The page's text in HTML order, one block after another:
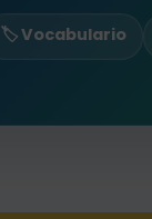
🏷️ Vocabulario